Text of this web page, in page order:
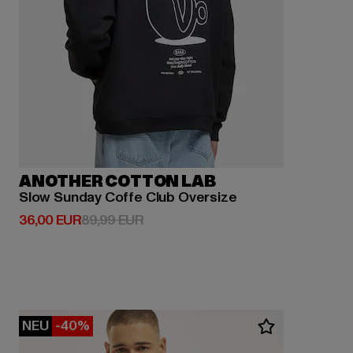
ANOTHER COTTON LAB
Slow Sunday Coffe Club Oversize
36,00 EUR
Derzeitiger Preis: 36,00 EUR
89,99 EURAktionspreis: 89,99 EUR
NEU -40%